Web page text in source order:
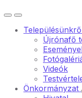
Újrónafő
Videók
Önkormányzat